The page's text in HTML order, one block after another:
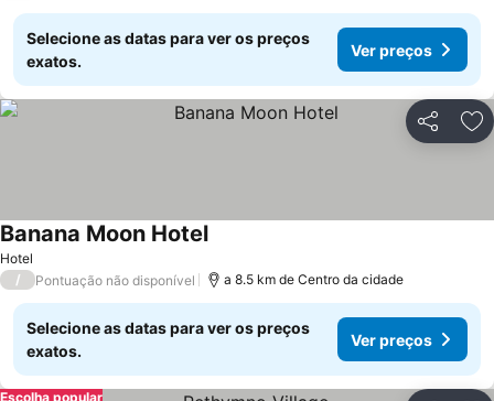
Selecione as datas para ver os preços
exatos.
Ver preços
Partilhar
Hotel
Banana Moon Hotel
/ Pontuação não disponível a 8.5 km de Centro da cidade
Selecione as datas para ver os preços
exatos.
Ver preços
Escolha popular